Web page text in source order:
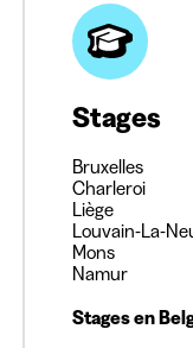
Stages
Bruxelles
Charleroi
Liège
Louvain-La-
Mons
Namur
Stages en